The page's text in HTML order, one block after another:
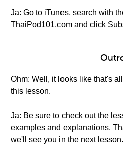
Ja: Go to iTunes, search with
ThaiPod101.com and click
Ohm: Well, it looks like that's
this lesson.
Ja: Be sure to check out the
examples and explanations.
we'll see you in the next lesson.